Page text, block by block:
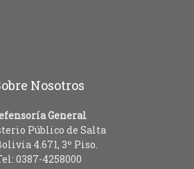
Nosotros
General
Público de Salta
4.671, 3º Piso.
0387-4258000